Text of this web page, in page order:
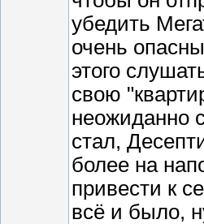
убедить
очень
этого
свою
неожиданно
стал,
более на
привести к
всё и было,